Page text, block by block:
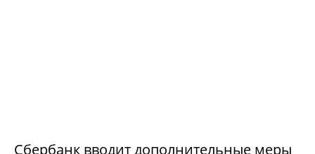
Сбербанк вводит дополнительные меры